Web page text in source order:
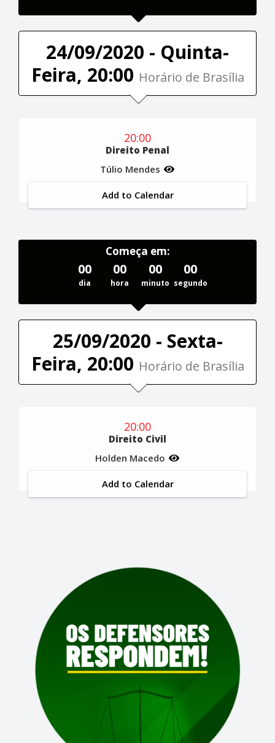
24/09/2020 - Quinta-
Feira, 20:00 Horário de Brasília
20:00
Direito Penal
Túlio Mendes
Add to Calendar
Começa em:
00
dia
00
hora
00
minuto
00
segundo
25/09/2020 - Sexta-
Feira, 20:00 Horário de Brasília
20:00
Direito Civil
Holden Macedo
Add to Calendar